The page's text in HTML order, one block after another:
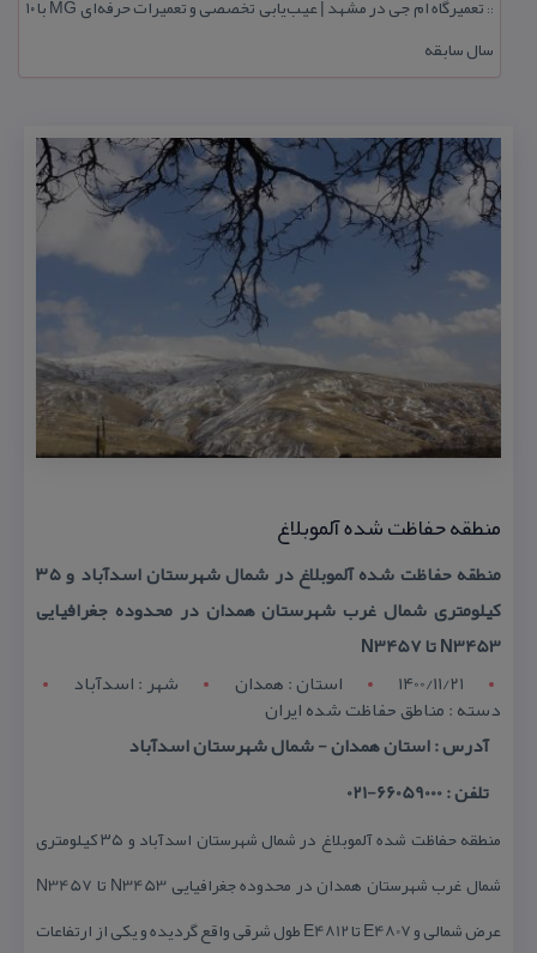
::
تعمیرگاه ام جی در مشهد | عیب‌یابی تخصصی و تعمیرات حرفه‌ای MG با ۱۰
سال سابقه
منطقه حفاظت شده آلموبلاغ
منطقه حفاظت شده آلموبلاغ در شمال شهرستان اسدآباد و ۳۵
كیلومتری شمال غرب شهرستان همدان در محدوده جغرافیایی
N3453 تا N3457
1400/11/21
استان : همدان شهر : اسدآباد
دسته : مناطق حفاظت شده ایران
آدرس : استان همدان - شمال شهرستان اسدآباد
تلفن : 66059000-021
منطقه حفاظت شده آلموبلاغ در شمال شهرستان اسدآباد و ۳۵ كیلومتری
شمال غرب شهرستان همدان در محدوده جغرافیایی N3453 تا N3457
عرض شمالی و E4807 تا E4812 طول شرقی واقع گردیده و یكی از ارتفاعات